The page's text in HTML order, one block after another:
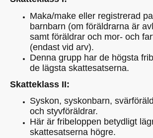
Maka/make eller registrerad
barnbarn (om föräldrarna är
samt föräldrar och mor- och
(endast vid arv).
Denna grupp har de högsta
de lägsta skattesatserna.
Skatteklass II:
Syskon, syskonbarn,
och styvföräldrar.
Här är fribeloppen betydligt
skattesatserna högre.